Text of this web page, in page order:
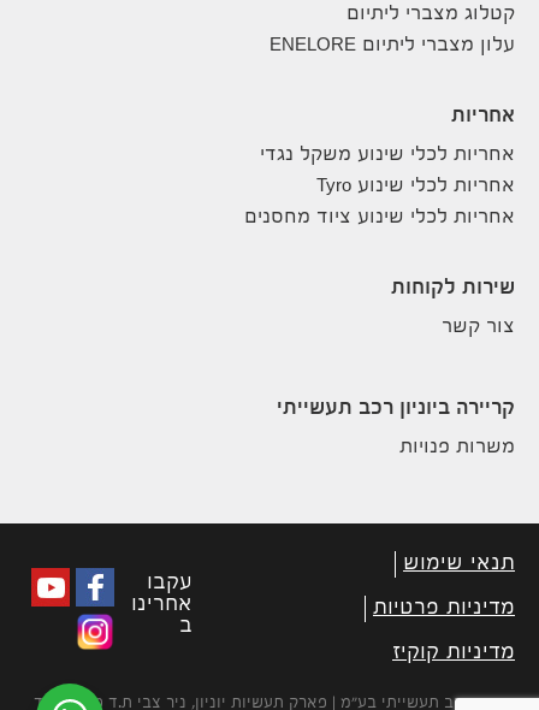
קטלוג מצברי ליתיום
עלון מצברי ליתיום ENELORE
אחריות
אחריות לכלי שינוע משקל נגדי
אחריות לכלי שינוע Tyro
אחריות לכלי שינוע ציוד מחסנים
שירות לקוחות
צור קשר
קריירה ביוניון רכב תעשייתי
משרות פנויות
תנאי שימוש
מדיניות פרטיות
מדיניות קוקיז
עקבו
אחרינו
ב
יוניון רכב תעשייתי בע״מ | פארק תעשיות יוניון, ניר צבי ת.ד 450 מיקוד